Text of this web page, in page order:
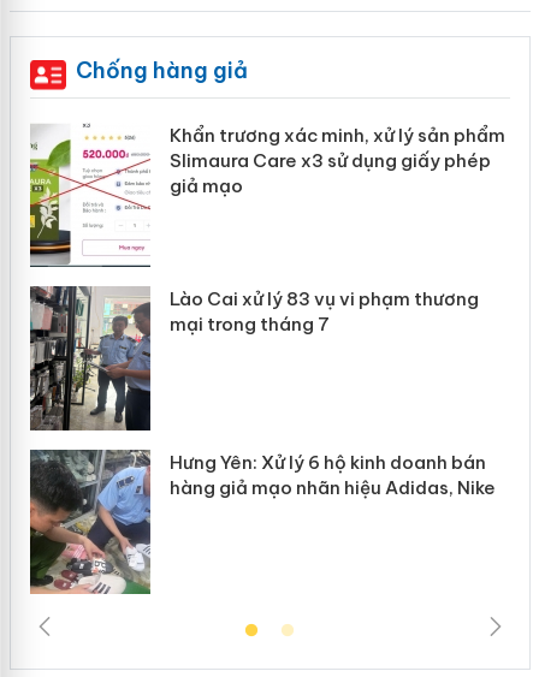
Chống hàng giả
Khẩn trương xác minh, xử lý sản phẩm
Slimaura Care x3 sử dụng giấy phép
giả mạo
Lào Cai xử lý 83 vụ vi phạm thương
mại trong tháng 7
Hưng Yên: Xử lý 6 hộ kinh doanh bán
hàng giả mạo nhãn hiệu Adidas, Nike